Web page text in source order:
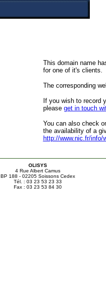
This domain name
for one of it's clients.
The corresponding
If you wish to record
please get in touch
You can also check
the availability of a
http://www.nic.fr/info/
OLISYS
4 Rue Albert Camus
BP 188 - 02205 Soissons Cedex
Tél. : 03 23 53 23 33
Fax : 03 23 53 84 30